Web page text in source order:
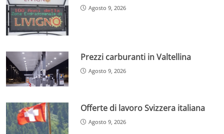
Agosto 9, 2026
Prezzi carburanti in Valtellina
Agosto 9, 2026
Offerte di lavoro Svizzera italiana
Agosto 9, 2026